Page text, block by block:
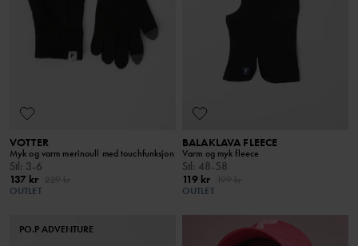
VOTTER
Myk og varm merinoull med touchfunksjon
Stl: 3-6
137 kr
OUTLET
BALAKLAVA FLEECE
Varm og myk fleece
Stl: 48-58
119 kr
OUTLET
PO.P ADVENTURE